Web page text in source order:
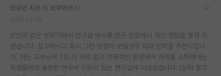
짓궂은 시몬 드 보부아르
본인과 같은 분위기에서 연구실 박사를 받은 입장에서 개인 경험을 몇개 적
겠습니다. 참고하시고 혹시 그런 방향이 보일경우 타대 진학을 추천드립니
다. 저는 교수님의 지도가 거의 없고 자율적인 환경에서 과제를 소화해내는
학생들에게 충분한 연구비 지원이 있는 연구실에 지냈었습니다. (능력 좋고